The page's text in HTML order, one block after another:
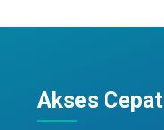
Akses Cepat